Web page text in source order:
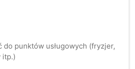
do punktów usługowych (fryzjer,
itp.)